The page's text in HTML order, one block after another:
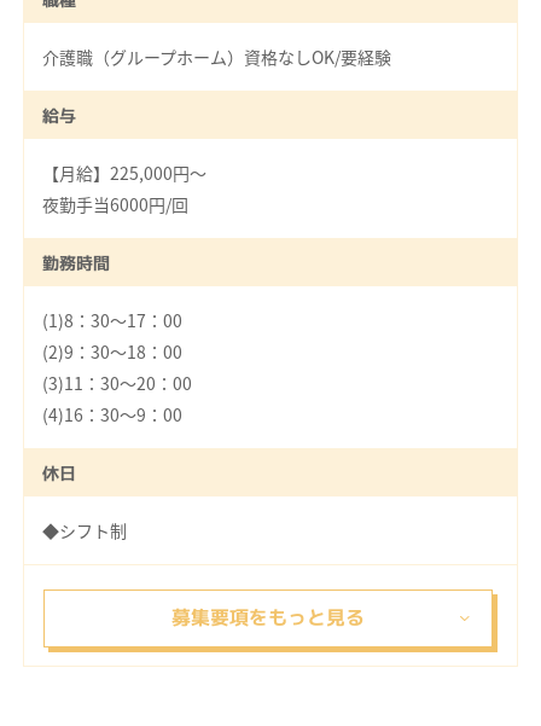
介護職（グループホーム）資格なしOK/要経験
給与
【月給】225,000円～
夜勤手当6000円/回
勤務時間
(1)8：30～17：00
(2)9：30～18：00
(3)11：30～20：00
(4)16：30～9：00
休日
◆シフト制